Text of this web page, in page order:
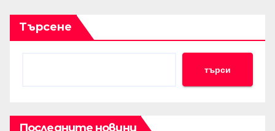
публикациите
Търсене
търси
Последните новини